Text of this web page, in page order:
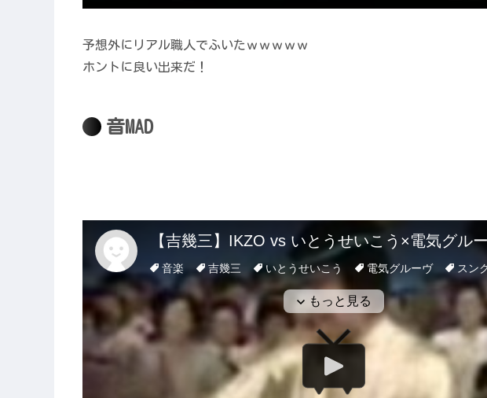
予想外にリアル職人でふいたｗｗｗｗｗ
ホントに良い出来だ！
音MAD